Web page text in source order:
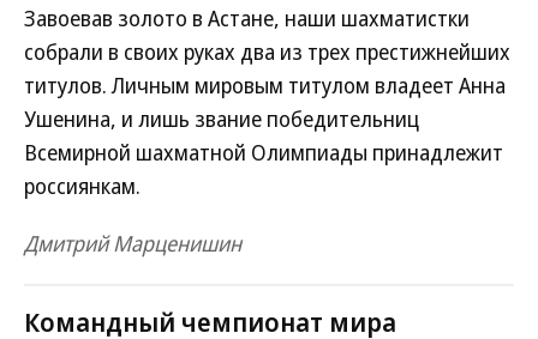
Завоевав золото в Астане, наши шахматистки
собрали в своих руках два из трех престижнейших
титулов. Личным мировым титулом владеет Анна
Ушенина, и лишь звание победительниц
Всемирной шахматной Олимпиады принадлежит
россиянкам.
Дмитрий Марценишин
Командный чемпионат мира